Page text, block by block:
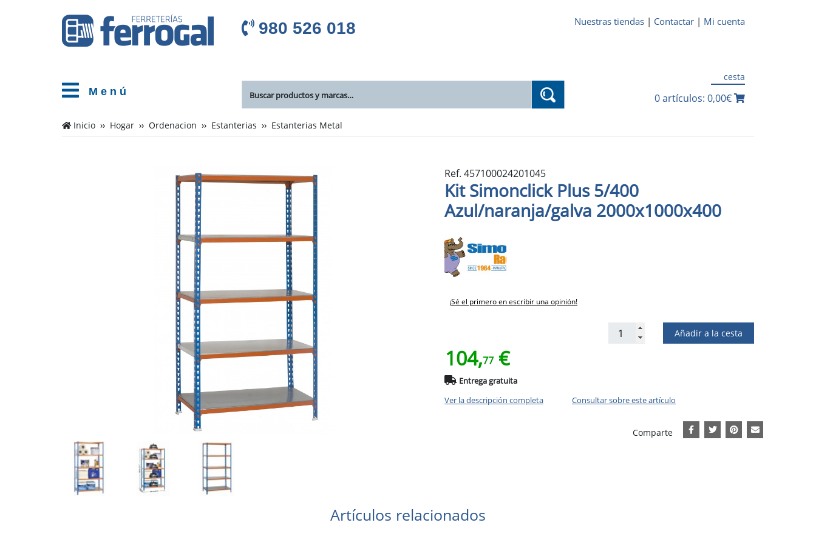
M e n ú
980 526 018 Nuestras tiendas | Contactar | Mi cuenta
cesta
0 artículos: 0,00€
Inicio Hogar Ordenacion Estanterias Estanterias Metal
Ref. 457100024201045
Kit Simonclick Plus 5/400
Azul/naranja/galva 2000x1000x400
¡Sé el primero en escribir una opinión!
Añadir a la cesta
104,77 €
Entrega gratuita
Ver la descripción completa
Consultar sobre este artículo
Comparte
Artículos relacionados